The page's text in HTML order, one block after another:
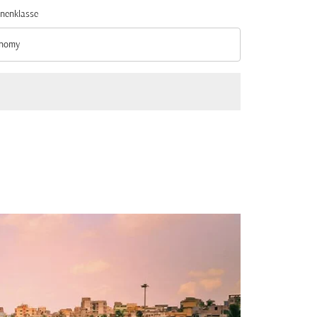
option Economy Selected